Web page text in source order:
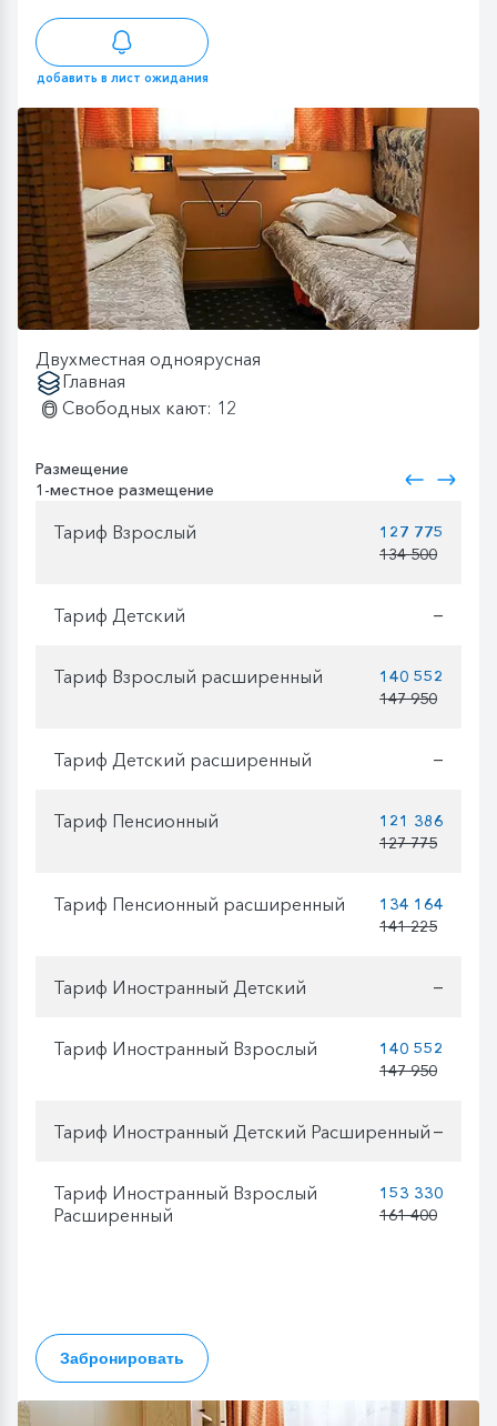
добавить в лист ожидания
Двухместная одноярусная
Главная
Свободных кают: 12
Размещение
1-местное размещение
Тариф Взрослый
127 775
134 500
Тариф Детский —
Тариф Взрослый расширенный
140 552
147 950
Тариф Детский расширенный —
Тариф Пенсионный
121 386
127 775
Тариф Пенсионный расширенный
134 164
141 225
Тариф Иностранный Детский —
Тариф Иностранный Взрослый
140 552
147 950
Тариф Иностранный Детский Расширенный —
Тариф Иностранный Взрослый
Расширенный
153 330
161 400
Забронировать